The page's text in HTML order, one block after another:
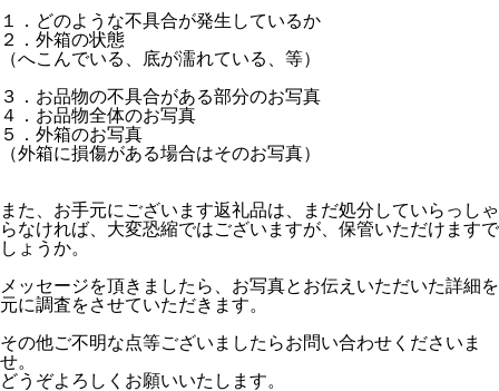
１．どのような不具合が発生しているか
２．外箱の状態
（へこんでいる、底が濡れている、等）
３．お品物の不具合がある部分のお写真
４．お品物全体のお写真
５．外箱のお写真
（外箱に損傷がある場合はそのお写真）
また、お手元にございます返礼品は、まだ処分していらっしゃ
らなければ、大変恐縮ではございますが、保管いただけますで
しょうか。
メッセージを頂きましたら、お写真とお伝えいただいた詳細を
元に調査をさせていただきます。
その他ご不明な点等ございましたらお問い合わせくださいま
せ。
どうぞよろしくお願いいたします。